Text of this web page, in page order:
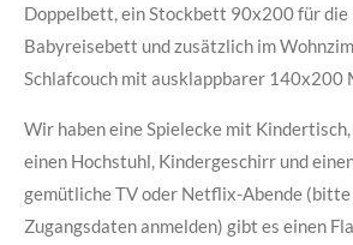
Doppelbett, ein Stockbett 90x200 für die
Babyreisebett und zusätzlich im
Schlafcouch mit ausklappbarer 140x200
Wir haben eine Spielecke mit
einen Hochstuhl, Kindergeschirr und
gemütliche TV oder Netflix-Abende
Zugangsdaten anmelden) gibt es einen